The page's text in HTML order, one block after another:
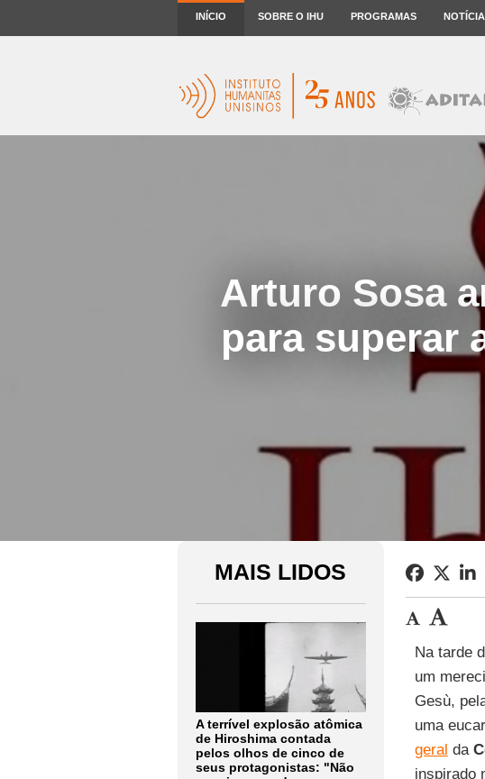
INÍCIO SOBRE O IHU PROGRAMAS
Arturo Sosa
para superar
MAIS LIDOS
A terrível explosão atômica
de Hiroshima contada
pelos olhos de cinco de
seus protagonistas: "Não
Na tarde
um
Gesù,
uma
geral da
inspirado